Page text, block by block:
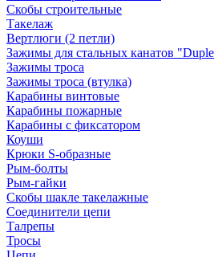
Скобы строительные
Такелаж
Вертлюги (2 петли)
Зажимы для стальных канатов
Зажимы троса
Зажимы троса (втулка)
Карабины винтовые
Карабины пожарные
Карабины с фиксатором
Коуши
Крюки S-образные
Рым-болты
Рым-гайки
Скобы шакле такелажные
Соединители цепи
Талрепы
Тросы